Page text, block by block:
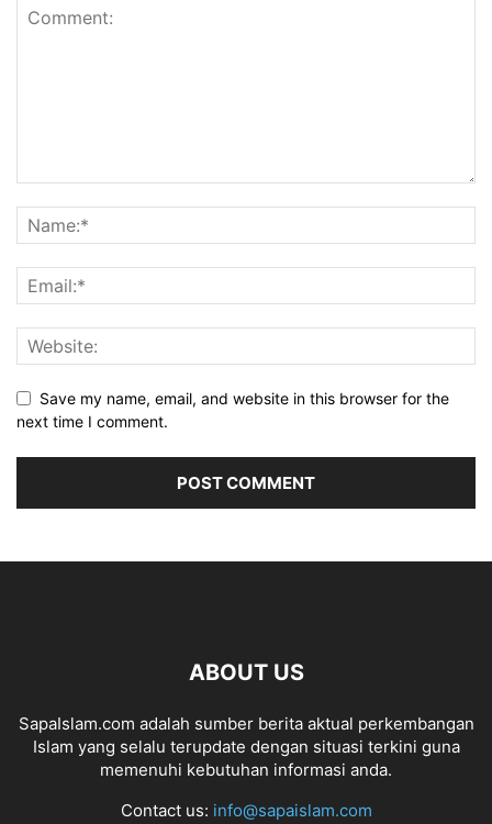
Save my name, email, and website in this browser for the
next time I comment.
ABOUT US
SapaIslam.com adalah sumber berita aktual perkembangan
Islam yang selalu terupdate dengan situasi terkini guna
memenuhi kebutuhan informasi anda.
Contact us: info@sapaislam.com